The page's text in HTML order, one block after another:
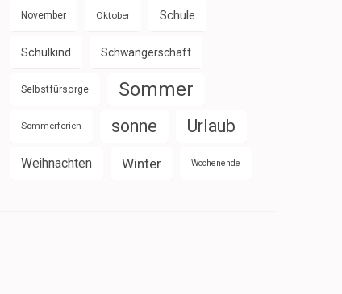
November Oktober Schule
Schulkind Schwangerschaft
Selbstfürsorge Sommer
Sommerferien sonne Urlaub
Weihnachten Winter Wochenende